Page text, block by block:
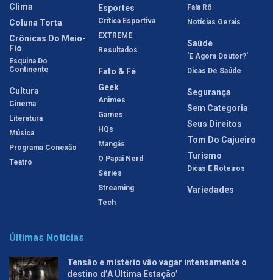
Clima
Coluna Torta
Crônicas Do Meio-
Fio
Esquina Do
Continente
Cultura
Cinema
Literatura
Música
Programa Conexão
Teatro
Esportes
Crítica Esportiva
EXTREME
Resultados
Fato & Fé
Geek
Animes
Games
HQs
Mangás
O Papai Nerd
Séries
Streaming
Tech
Fala Rô
Notícias Gerais
Saúde
'E Agora Doutor?'
Dicas De Saúde
Segurança
Sem Categoria
Seus Direitos
Tom Do Cajueiro
Turismo
Dicas E Roteiros
Variedades
Últimas Notícias
Tensão e mistério vão vagar intensamente o
destino d’A Última Estação’